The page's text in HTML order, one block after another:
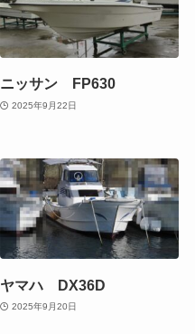
ニッサン FP630
2025年9月22日
ヤマハ DX36D
2025年9月20日